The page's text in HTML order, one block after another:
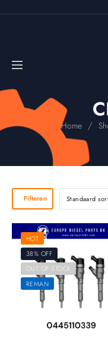
Home /
Filteren
HOT
38% OFF
OUT OF STOCK
REMAN